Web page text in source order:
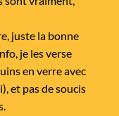
juste la bonne
je les verse
en verre avec
et pas de soucis